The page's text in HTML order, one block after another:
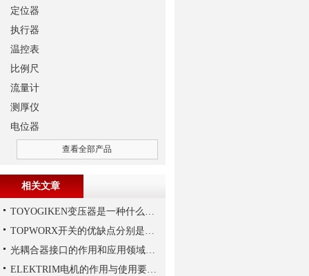
定位器
执行器
温控表
比例尺
流量计
测厚仪
电位器
查看全部产品
相关文章
TOYOGIKEN变压器是一种什么设备
TOPWORX开关的优缺点分别是什么？
光耦合器接口的作用和应用领域分别是怎样的
ELEKTRIM电机的作用与使用要求讲解